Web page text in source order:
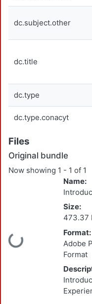
dc.subject.other
dc.title
dc.type
dc.type.conacyt
Files
Original bundle
Now showing 1 - 1 of 1
Loading...
Name:
Size:
473.37
Format:
Adobe
Format